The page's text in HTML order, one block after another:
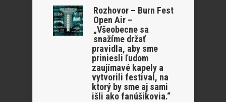
Rozhovor – Burn Fest
Open Air –
„Všeobecne sa
snažíme držať
pravidla, aby sme
priniesli ľudom
zaujímavé kapely a
vytvorili festival, na
ktorý by sme aj sami
išli ako fanúšikovia.“